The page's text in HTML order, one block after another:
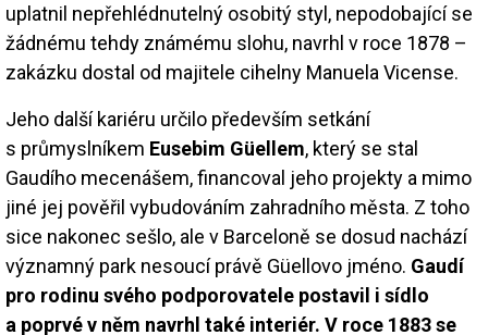
uplatnil nepřehlédnutelný osobitý styl, nepodobající se
žádnému tehdy známému slohu, navrhl v roce 1878 –
zakázku dostal od majitele cihelny Manuela Vicense.
Jeho další kariéru určilo především setkání
s průmyslníkem Eusebim Güellem, který se stal
Gaudího mecenášem, financoval jeho projekty a mimo
jiné jej pověřil vybudováním zahradního města. Z toho
sice nakonec sešlo, ale v Barceloně se dosud nachází
významný park nesoucí právě Güellovo jméno. Gaudí
pro rodinu svého podporovatele postavil i sídlo
a poprvé v něm navrhl také interiér. V roce 1883 se